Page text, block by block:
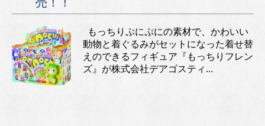
もっちりぷにぷにの素材で、かわいい
動物と着ぐるみがセットになった着せ替
えのできるフィギュア『もっちりフレン
ズ』が株式会社デアゴスティ...